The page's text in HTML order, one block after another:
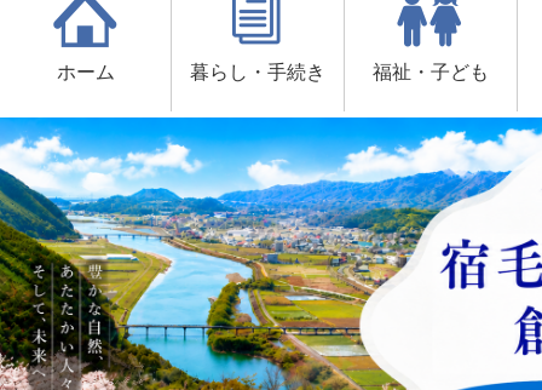
ホーム 暮らし・手続き 福祉・子ども